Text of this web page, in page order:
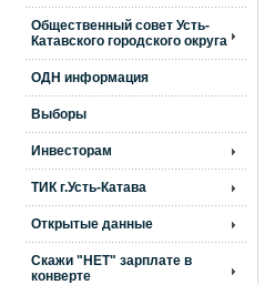
Общественный совет Усть-
Катавского городского округа
ОДН информация
Выборы
Инвесторам
ТИК г.Усть-Катава
Открытые данные
Скажи "НЕТ" зарплате в
конверте